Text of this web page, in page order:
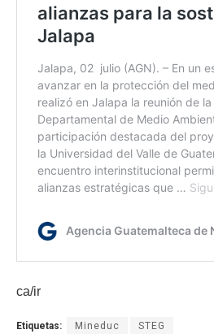
ca/ir
Etiquetas: Mineduc STEG